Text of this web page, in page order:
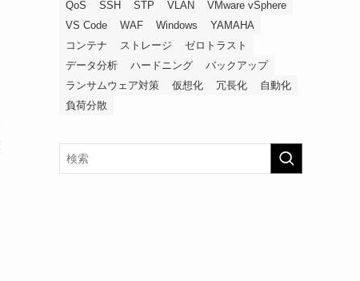
QoS
SSH STP VLAN
VMware vSphere
VS Code
WAF Windows
YAMAHA
コンテナ
ストレージ
ゼロトラスト
データ分析
ハードニング
バックアップ
ランサムウェア対策
仮想化 冗長化
自動化
負荷分散